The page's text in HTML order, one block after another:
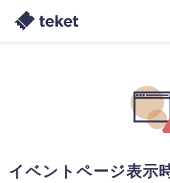
イベントページ表示